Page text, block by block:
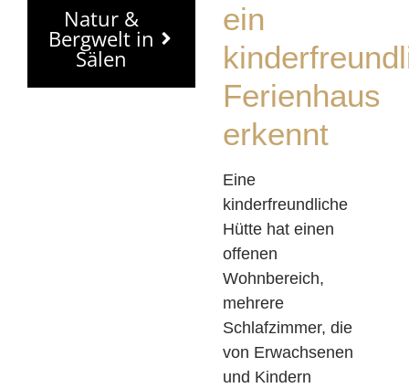
Natur &
Bergwelt in
Sälen
ein
Ferienhaus
erkennt
Eine
kinderfreundliche
Hütte hat einen
offenen
Wohnbereich,
mehrere
Schlafzimmer, die
von Erwachsenen
und Kindern